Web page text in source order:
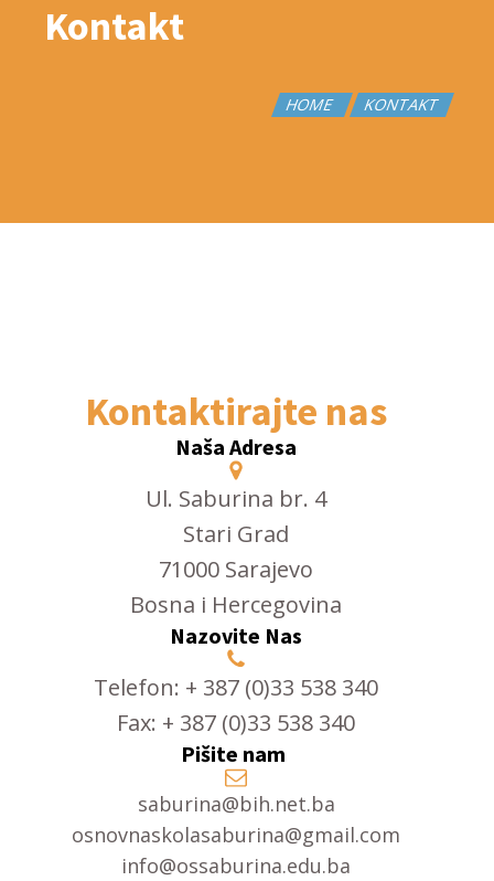
Kontakt
HOME KONTAKT
Kontaktirajte nas
Naša Adresa
Ul. Saburina br. 4
Stari Grad
71000 Sarajevo
Bosna i Hercegovina
Nazovite Nas
Telefon: + 387 (0)33 538 340
Fax: + 387 (0)33 538 340
Pišite nam
saburina@bih.net.ba
osnovnaskolasaburina@gmail.com
info@ossaburina.edu.ba